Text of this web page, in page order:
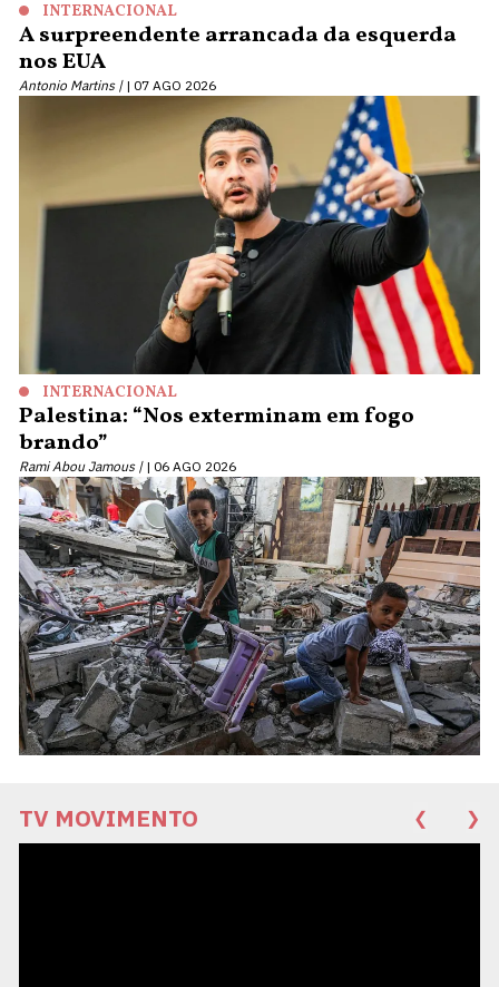
INTERNACIONAL
A surpreendente arrancada da esquerda
nos EUA
Antonio Martins | 07 AGO 2026
INTERNACIONAL
Palestina: “Nos exterminam em fogo
brando”
Rami Abou Jamous | 06 AGO 2026
TV MOVIMENTO ❮ ❯